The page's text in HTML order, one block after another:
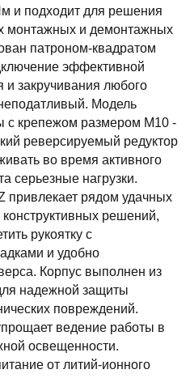
и подходит для решения
монтажных и демонтажных
патроном-квадратом
эффективной
и закручивания любого
Модель
с крепежом размером М10 -
реверсируемый редуктор
во время активного
серьезные нагрузки.
привлекает рядом удачных
конструктивных решений,
рукоятку с
и удобно
Корпус выполнен из
надежной защиты
повреждений.
ведение работы в
освещенности.
от литий-ионного